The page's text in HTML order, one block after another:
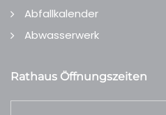
Abfallkalender
Abwasserwerk
Rathaus Öffnungszeiten